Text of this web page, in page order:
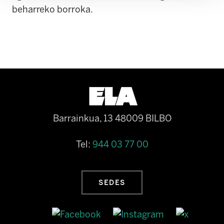
beharreko borroka.
Barrainkua, 13 48009 BILBO
Tel: 944 03 77 00
SEDES